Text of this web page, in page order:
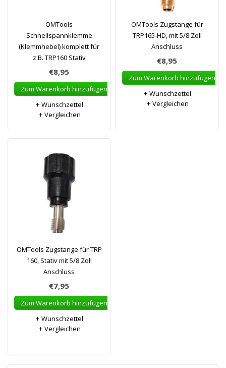
OMTools
Schnellspannklemme
(Klemmhebel) komplett für
z.B. TRP160 Stativ
€8,95
Zum Warenkorb hinzufügen
Wunschzettel
Vergleichen
OMTools Zugstange für
TRP165-HD, mit 5/8 Zoll
Anschluss
€8,95
Zum Warenkorb hinzufügen
Wunschzettel
Vergleichen
OMTools Zugstange für TRP
160, Stativ mit 5/8 Zoll
Anschluss
€7,95
Zum Warenkorb hinzufügen
Wunschzettel
Vergleichen